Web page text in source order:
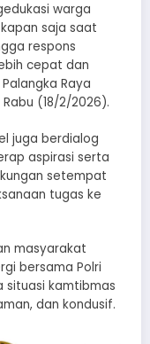
warga
saja saat
respons
cepat dan
Raya
Rabu (18/2/2026).
juga berdialog
aspirasi serta
setempat
tugas ke
masyarakat
bersama Polri
situasi kamtibmas
dan kondusif.